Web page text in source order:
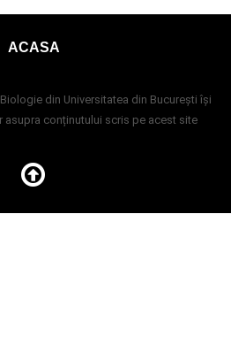
ACASA
din Universitatea din București își
asupra conținutului scris pe acest site